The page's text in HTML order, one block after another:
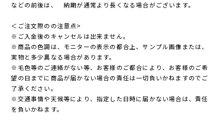
などの前後は、 納期が通常より長くなる場合がございます。
＜ご注文際のの注意点>
※ご入金後のキャンセルは出来ません。
※商品の色調は、モニターの表示の都合上、サンプル画像または、
実物と多少異なる場合があります。
※毛色等のご連絡がない等、お客様のご都合により、お客様のご希
望の日までに商品が届かない場合の責任は一切負いかねますのでご
了承ください。
※交通事情や天候等により、指定した日時に届かない場合は、責任
を負いかねます。